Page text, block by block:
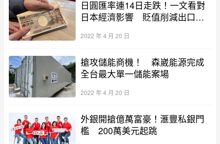
日圓匯率連14日走跌！一文看對
日本經濟影響 貶值削減出口紅
2022 年 4 月 20 日
搶攻儲能商機！ 森崴能源完成
全台最大單一儲能案場
2022 年 4 月 20 日
外銀開搶億萬富豪！滙豐私銀門
檻 200萬美元起跳